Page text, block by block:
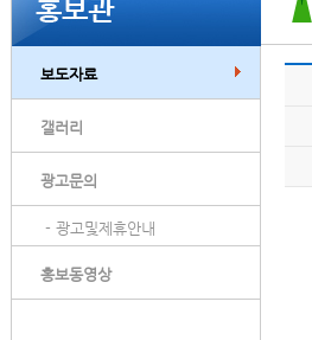
보도자료
갤러리
광고문의
- 광고및제휴안내
홍보동영상